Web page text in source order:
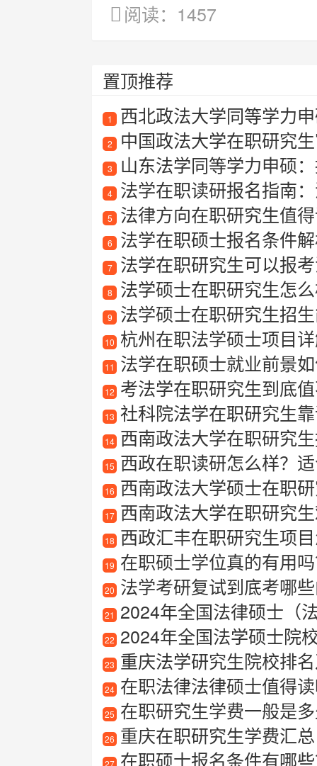
阅读：1457
置顶推荐
1 西北政法大学同等学力
2 中国政法大学在职研究
3 山东法学同等学力申硕
4 法学在职读研报名指南
5 法律方向在职研究生值得
6 法学在职硕士报名条件
7 法学在职研究生可以报
8 法学硕士在职研究生怎
9 法学硕士在职研究生招
10 杭州在职法学硕士项目详
11 法学在职硕士就业前景
12 考法学在职研究生到底
13 社科院法学在职研究生
14 西南政法大学在职研究
15 西政在职读研怎么样？
16 西南政法大学硕士在职
17 西南政法大学在职研究
18 西政汇丰在职研究生项
19 在职硕士学位真的有用
20 法学考研复试到底考哪些
21 2024年全国法律硕士（
22 2024年全国法学硕士院
23 重庆法学研究生院校排
24 在职法律法律硕士值得
25 在职研究生学费一般是
26 重庆在职研究生学费汇总
27 在职硕士报名条件有哪